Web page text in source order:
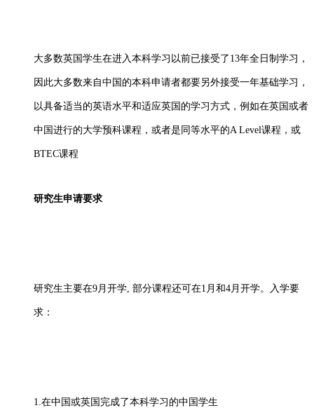
大多数英国学生在进入本科学习以前已接受了 13年全日制学习，
因此大多数来自中国的本科申请者都要另外接受一年基础学习，
以具备适当的英语水平和适应英国的学习方式，例如在英国或者
中国进行的大学预科课程，或者是同等水平的A Level课程，或
BTEC课程
研究生申请要求
研究生主要在9月开学, 部分课程还可在1月和4月开学。入学要
求：
1.在中国或英国完成了本科学习的中国学生